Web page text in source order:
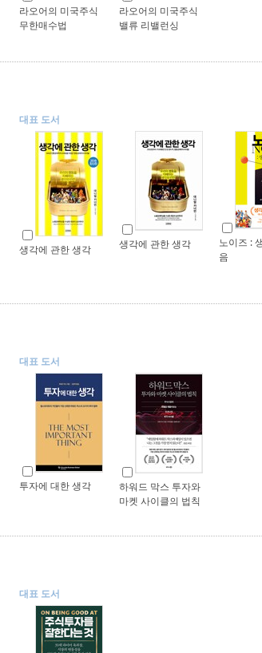
라오어의 미국주식
무한매수법
라오어의 미국주식
밸류 리밸런싱
대표 도서
생각에 관한 생각 생각에 관한 생각
노이즈 :
음
대표 도서
투자에 대한 생각
하워드 막스 투자와
마켓 사이클의 법칙
대표 도서